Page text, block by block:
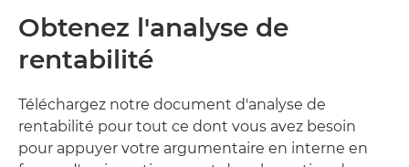
Obtenez l'analyse de
rentabilité
Téléchargez notre document d'analyse de
rentabilité pour tout ce dont vous avez besoin
pour appuyer votre argumentaire en interne en